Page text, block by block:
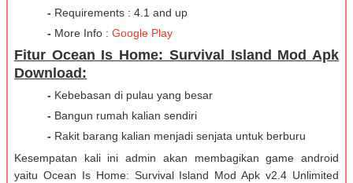
- Requirements : 4.1 and up
- More Info : Google Play
Fitur Ocean Is Home: Survival Island Моd Apk
Download:
- Kebebasan di pulau yang besar
- Bangun rumah kalian sendiri
- Rakit barang kalian menjadi senjata untuk berburu
Kesempatan kali ini admin akan membagikan game android
yaitu Ocean Is Home: Survival Island Моd Apk v2.4 Unlimited